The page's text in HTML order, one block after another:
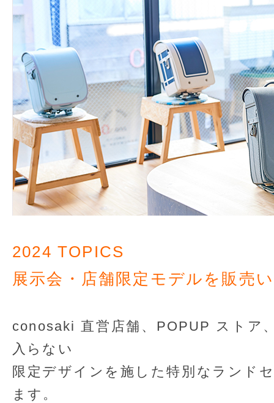
2024 TOPICS
展示会・店舗限定モデルを販売
conosaki 直営店舗、POPUP ストア
入らない
限定デザインを施した特別なランド
ます。